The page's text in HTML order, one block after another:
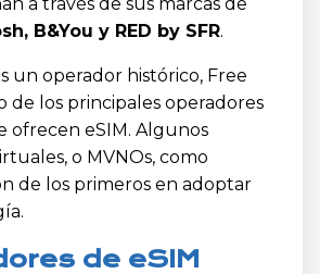
B&You y RED by SFR.
un operador histórico, Free
de los principales operadores
ofrecen eSIM. Algunos
o MVNOs, como
de los primeros en adoptar
de eSIM